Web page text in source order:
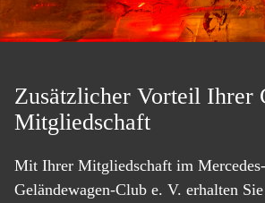
Zusätzlicher Vorteil Ihrer
Mitgliedschaft
Mit Ihrer Mitgliedschaft im
Geländewagen-Club e. V. erhalten